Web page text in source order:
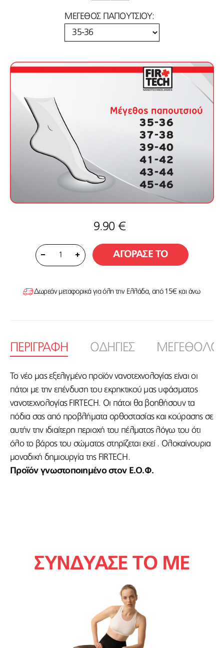
ΜΕΓΕΘΟΣ ΠΑΠΟΥΤΣΙΟΥ:
9.90 €
1 ΑΓΟΡΑΣΕ ΤΟ
Δωρεάν μεταφορικά για όλη την Ελλάδα, από 15€ και άνω
ΠΕΡΙΓΡΑΦΗ ΟΔΗΓΙΕΣ
Το νέο μας εξελιγμένο προϊόν νανοτεχνολογίας είναι οι
πάτοι με την επένδυση του εκρηκτικού μας υφάσματος
νανοτεχνολογίας FIRTECH. Οι πάτοι θα βοηθήσουν τα
πόδια σας από προβλήματα ορθοστασίας και κούρασης σε
αυτήν την ιδιαίτερη περιοχή του πέλματος λόγω του ότι
όλο το βάρος του σώματος στηρίζεται εκεί . Ολοκαίνουρια
μοναδική δημιουργία της FIRTECH.
Προϊόν γνωστοποιημένο στον Ε.Ο.Φ.
ΣΥΝΔΥΑΣΕ ΤΟ ΜΕ